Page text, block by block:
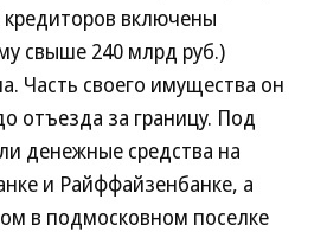
кредиторов включены
свыше 240 млрд руб.)
Часть своего имущества он
отъезда за границу. Под
денежные средства на
и Райффайзенбанке, а
в подмосковном поселке